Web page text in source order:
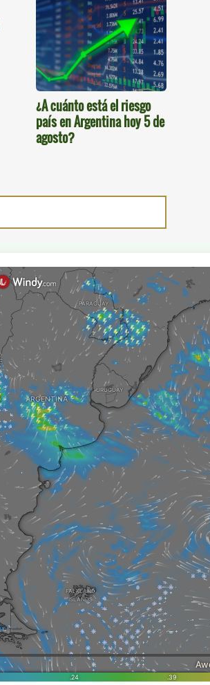
¿A cuánto está el riesgo
país en Argentina hoy 5 de
agosto?